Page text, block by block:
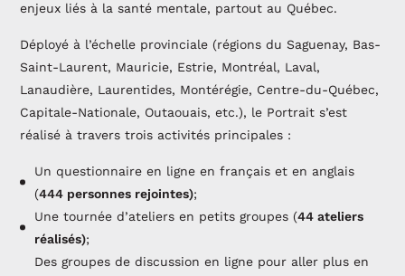
enjeux liés à la santé mentale, partout au Québec.
Déployé à l’échelle provinciale (régions du Saguenay, Bas-
Saint-Laurent, Mauricie, Estrie, Montréal, Laval,
Lanaudière, Laurentides, Montérégie, Centre-du-Québec,
Capitale-Nationale, Outaouais, etc.), le Portrait s’est
réalisé à travers trois activités principales :
Un questionnaire en ligne en français et en anglais
(444 personnes rejointes);
Une tournée d’ateliers en petits groupes (44 ateliers
réalisés);
Des groupes de discussion en ligne pour aller plus en